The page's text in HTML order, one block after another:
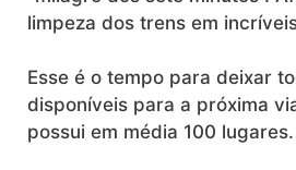
limpeza dos trens em
Esse é o tempo para deixar
disponíveis para a próxima
possui em média 100 lugares.